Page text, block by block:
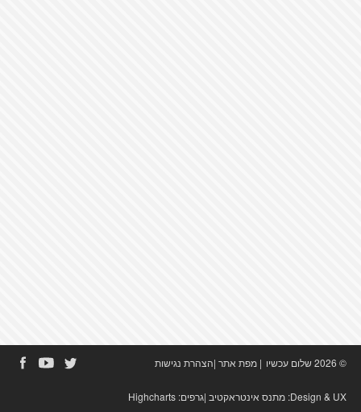
© 2026 שלום עכשיו | מפת אתר|הצהרת נגישות
Design & UX: מתנס אינטראקטיב|גרפים: Highcharts